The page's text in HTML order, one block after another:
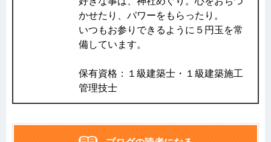
かせたり、パワーをもらったり。
いつもお参りできるように５円玉を常
備しています。
保有資格：１級建築士・１級建築施工
管理技士